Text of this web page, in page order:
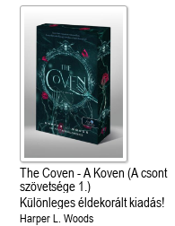
The Coven - A Koven (A csont
szövetsége 1.)
Különleges éldekorált kiadás!
Harper L. Woods